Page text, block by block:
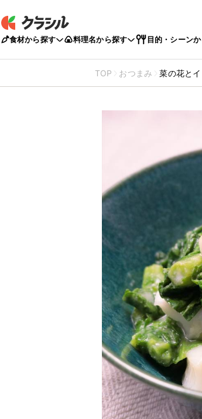
食材から探す 料理名から探す 目的・シーン
TOP おつまみ 菜の花と